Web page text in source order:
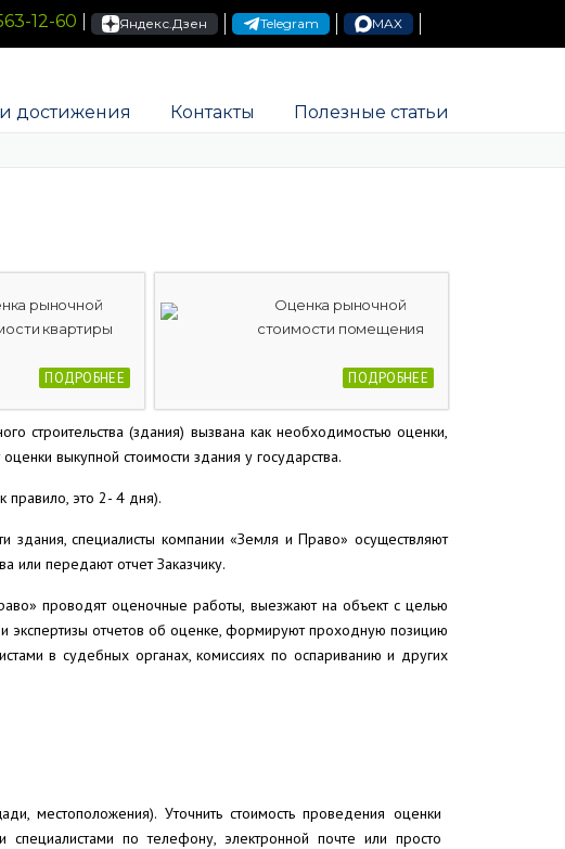
12-60 Яндекс.Дзен Telegram MAX
достижения Контакты Полезные статьи
рыночной
квартиры
ПОДРОБНЕЕ
Оценка рыночной
стоимости помещения
ПОДРОБНЕЕ
строительства (здания) вызвана как необходимостью оценки,
выкупной стоимости здания у государства.
правило, это 2- 4 дня).
специалисты компании «Земля и Право» осуществляют
или передают отчет Заказчику.
проводят оценочные работы, выезжают на объект с целью
отчетов об оценке, формируют проходную позицию
в судебных органах, комиссиях по оспариванию и других
местоположения). Уточнить стоимость проведения оценки
по телефону, электронной почте или просто